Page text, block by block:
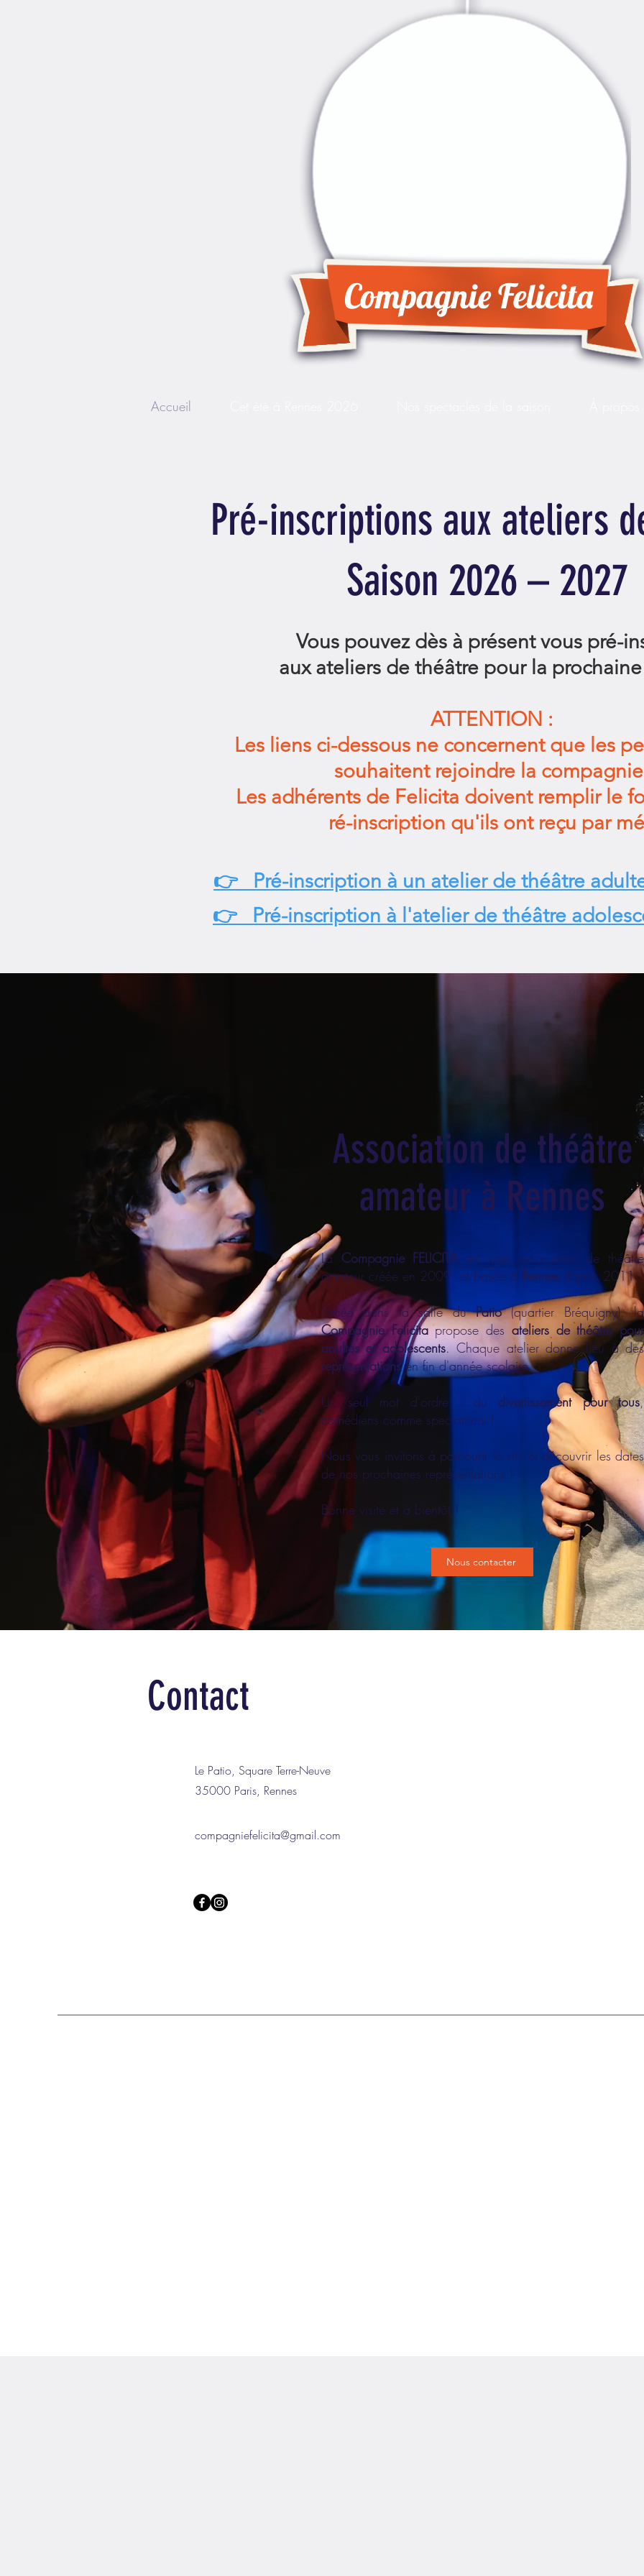
Compagnie Felicita
Accueil
Pré-inscriptions aux ateliers
Saison 2026 – 2027
Vous pouvez dès à présent vous pré-
aux ateliers de théâtre pour la
ATTENTION :
Les liens ci-dessous ne concernent que les
souhaitent rejoindre la
Les adhérents de Felicita doivent remplir le
ré-inscription qu'ils ont reçu par
👉 Pré-inscription à un atelier de théâtre
👉 Pré-inscription à l'atelier de théâtre
Association de théâtre
amateur à Rennes
La Compagnie FELICITA est une association de théâtre
amateur créée en 2009 et basée à Rennes depuis 2011.
Située dans la salle duPatio(quartier Bréquigny), la
Compagnie Felicitapropose des ateliers de théâtre pour
adultes et adolescents. Chaque atelier donne lieu à des
représentationsen fin d'année scolaire.
Un seul mot d'ordre : du divertissement pour tous,
comédiens comme spectateurs !
Nous vous invitons à parcourir le site et découvrir les dates
de nos prochaines représentations !
Bonne visite et à bientôt !
Nous contacter
Contact
Le Patio, Square Terre-Neuve
35000 Paris, Rennes
compagniefelicita@gmail.com